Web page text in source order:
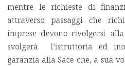
mentre le richieste di
attraverso passaggi che
imprese devono rivolgersi
svolgerà l’istruttoria ed
garanzia alla Sace che, a sua